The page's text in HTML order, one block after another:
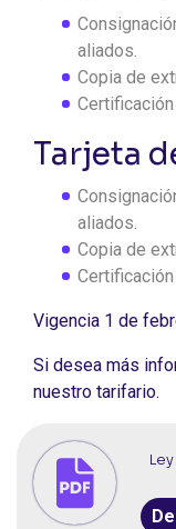
aliados.
Copia de
Tarjeta
aliados.
Copia de
Certificación
Vigencia 1 de
Si desea más
nuestro tarifario.